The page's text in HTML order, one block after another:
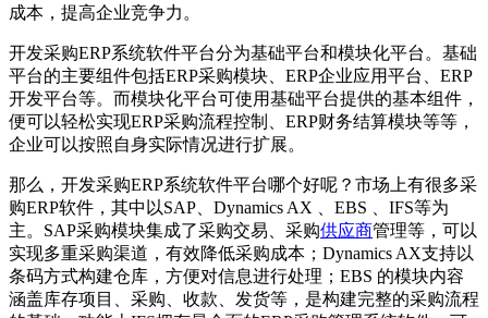
成本，提高企业竞争力。
开发采购ERP系统软件平台分为基础平台和模块化平台。基础
平台的主要组件包括ERP采购模块、ERP企业应用平台、ERP
开发平台等。而模块化平台可使用基础平台提供的基本组件，
便可以轻松实现ERP采购流程控制、ERP财务结算模块等等，
企业可以按照自身实际情况进行扩展。
那么，开发采购ERP系统软件平台哪个好呢？市场上有很多采
购ERP软件，其中以SAP、Dynamics AX 、EBS 、IFS等为
主。SAP采购模块集成了采购交易、采购供应商管理等，可以
实现多重采购渠道，有效降低采购成本；Dynamics AX支持以
条码方式构建仓库，方便对信息进行处理；EBS 的模块内容
涵盖库存项目、采购、收款、发货等，是构建完整的采购流程